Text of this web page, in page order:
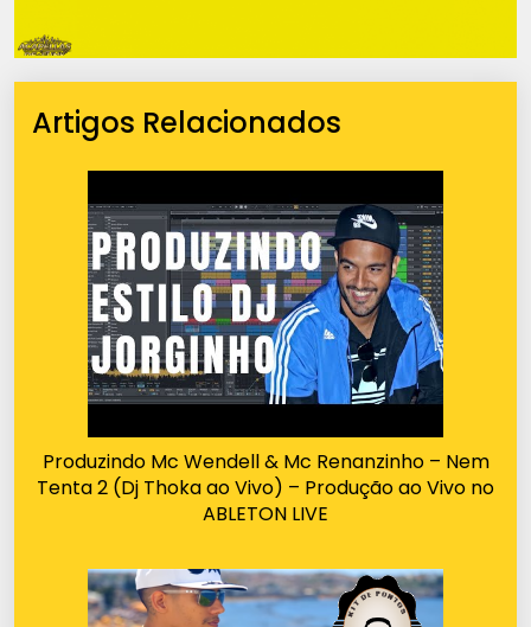
Artigos Relacionados
Produzindo Mc Wendell & Mc Renanzinho – Nem
Tenta 2 (Dj Thoka ao Vivo) – Produção ao Vivo no
ABLETON LIVE